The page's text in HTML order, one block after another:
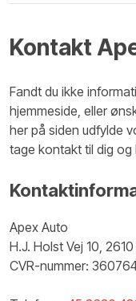
Kontakt
​Fandt du ikke
hjemmeside, eller
her på siden udfylde
tage kontakt til dig
Apex Auto
H.J. Holst Vej 10,
CVR-nummer: